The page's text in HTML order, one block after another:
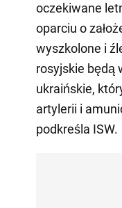
oczekiwane
oparciu o
wyszkolone i
rosyjskie będą
ukraińskie,
artylerii i
podkreśla ISW.